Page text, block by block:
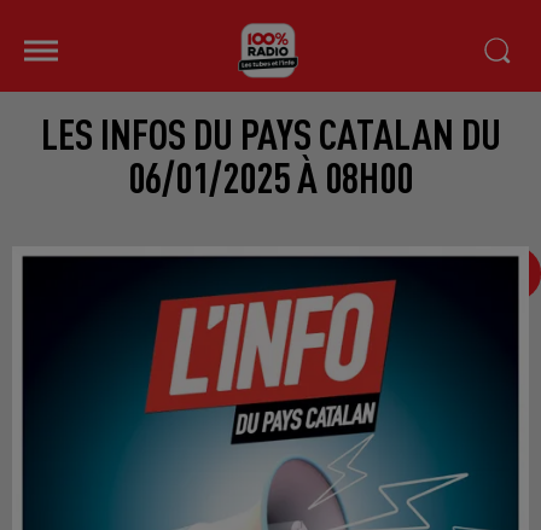
LES INFOS DU PAYS CATALAN DU
06/01/2025 À 08H00